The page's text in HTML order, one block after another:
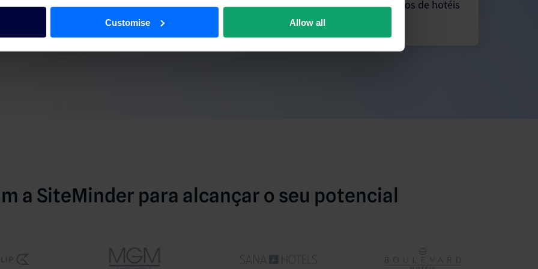
Customise Allow all
Aceda às soluções para cadeias ou grupos de hotéis
a SiteMinder para alcançar o seu potencial